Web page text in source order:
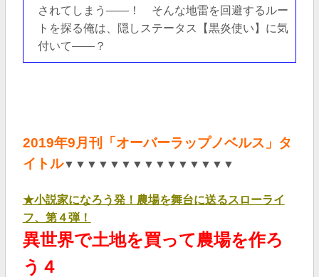
されてしまう――！ そんな地雷を回避するルー
トを探る俺は、隠しステータス【黒炎使い】に気
付いて――？
2019年9月刊「オーバーラップノベルス」タ
イトル▼▼▼▼▼▼▼▼▼▼▼▼▼▼▼
★小説家になろう発！農場を舞台に送るスローライ
フ、第４弾！
異世界で土地を買って農場を作ろ
う４